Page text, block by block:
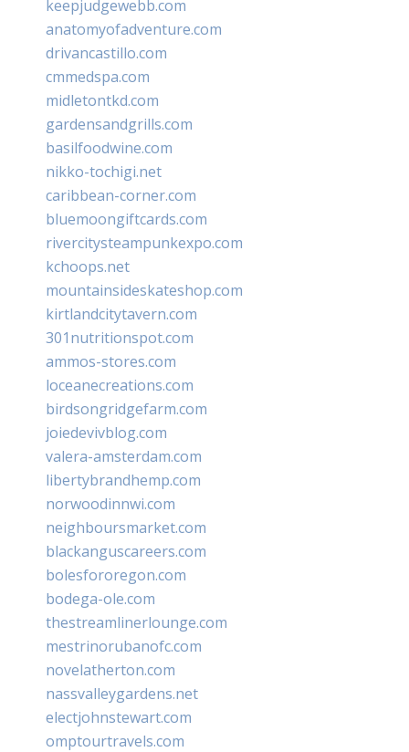
keepjudgewebb.com
anatomyofadventure.com
drivancastillo.com
cmmedspa.com
midletontkd.com
gardensandgrills.com
basilfoodwine.com
nikko-tochigi.net
caribbean-corner.com
bluemoongiftcards.com
rivercitysteampunkexpo.com
kchoops.net
mountainsideskateshop.com
kirtlandcitytavern.com
301nutritionspot.com
ammos-stores.com
loceanecreations.com
birdsongridgefarm.com
joiedevivblog.com
valera-amsterdam.com
libertybrandhemp.com
norwoodinnwi.com
neighboursmarket.com
blackanguscareers.com
bolesfororegon.com
bodega-ole.com
thestreamlinerlounge.com
mestrinorubanofc.com
novelatherton.com
nassvalleygardens.net
electjohnstewart.com
omptourtravels.com